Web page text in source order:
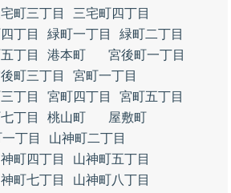
町三丁目
三宅町四丁目
丁目 緑町一丁目
緑町二丁目
丁目 港本町
宮後町一丁目
町三丁目
宮町一丁目
丁目 宮町四丁目
宮町五丁目
丁目 桃山町
屋敷町
丁目
山神町二丁目
町四丁目
山神町五丁目
町七丁目
山神町八丁目